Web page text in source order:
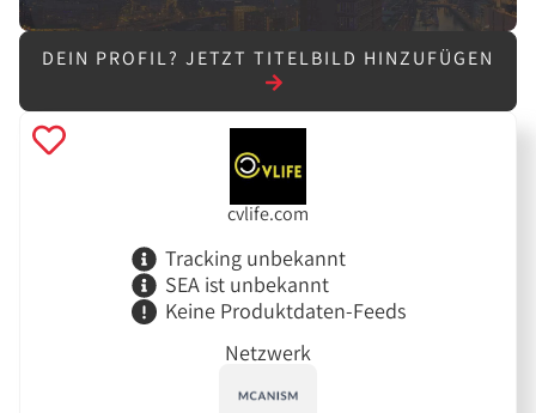
DEIN PROFIL? JETZT TITELBILD HINZUFÜGEN
cvlife.com
Tracking unbekannt
SEA ist unbekannt
Keine Produktdaten-Feeds
Netzwerk